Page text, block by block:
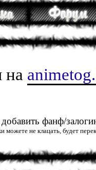
на
фанф/
можете не клацать, будет